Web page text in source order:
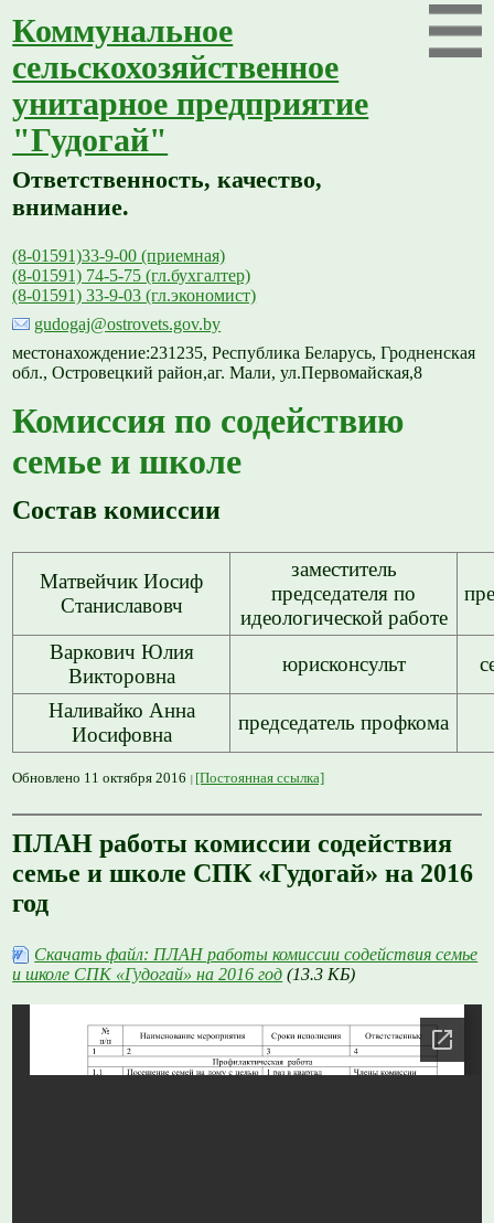
Коммунальное
сельскохозяйственное
унитарное предприятие
"Гудогай"
Ответственность, качество,
внимание.
(8-01591)33-9-00 (приемная)
(8-01591) 74-5-75 (гл.бухгалтер)
(8-01591) 33-9-03 (гл.экономист)
gudogaj@ostrovets.gov.by
местонахождение:231235, Республика Беларусь, Гродненская
обл., Островецкий район,аг. Мали, ул.Первомайская,8
Комиссия по содействию
семье и школе
Состав комиссии
Матвейчик Иосиф
Станиславовч
заместитель
председателя по
идеологической работе
Варкович Юлия
Викторовна
юрисконсульт
Наливайко Анна
Иосифовна
председатель профкома
Обновлено 11 октября 2016 [Постоянная ссылка]
ПЛАН работы комиссии содействия
семье и школе СПК «Гудогай» на 2016
год
Скачать файл: ПЛАН работы комиссии содействия семье
и школе СПК «Гудогай» на 2016 год (13.3 КБ)